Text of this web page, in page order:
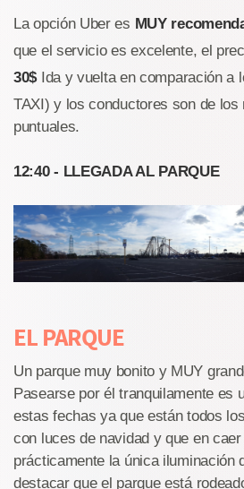
La opción Uber es MUY
que el servicio es excelente, el
30$Ida y vuelta en comparación a
TAXI) y los conductores son de
puntuales.
12:40 - LLEGADA AL PARQUE
EL PARQUE
Un parque muy bonito y MUY
Pasearse por él tranquilamente es
estas fechas ya que están todos
con luces de navidad y que en
prácticamente la única iluminación
destacar que el parque está